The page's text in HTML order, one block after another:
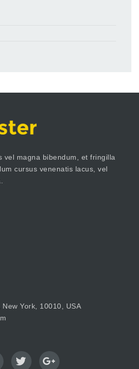
vel magna bibendum, et fringilla
cursus venenatis lacus, vel
York, 10010, USA